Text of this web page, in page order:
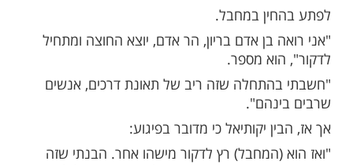
בראיון לערוץ 14 שיחזר קובי יקותיאל את רגעי האימה
שהוא נמצא בלב פיגוע דקירה אימתני.
שהוא עמד בתחנה שבה התחיל הפיגוע
שהוא (המחבל) הגיע", כדבריו.
אך השמש סינוורה אותו, ולכן הלך
מאחורי התחנה.